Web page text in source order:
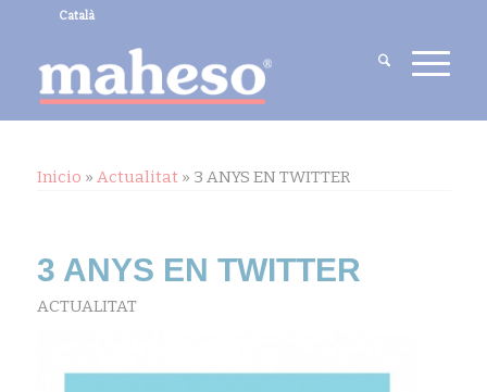
Català
Inicio » Actualitat» 3 ANYS EN TWITTER
3 ANYS EN TWITTER
ACTUALITAT